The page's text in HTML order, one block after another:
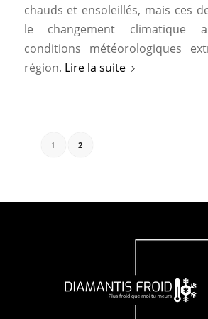
chauds et ensoleillés, mais ces
le changement climatique
conditions météorologiques
région. Lire la suite
1 2